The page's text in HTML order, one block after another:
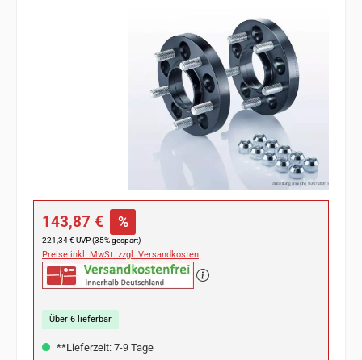
Verkaufspreis:
143,87 € %
Regulärer Preis:
221,34 €UVP (35% gespart)
Preise inkl. MwSt. zzgl. Versandkosten
Über 6 lieferbar
**Lieferzeit: 7-9 Tage